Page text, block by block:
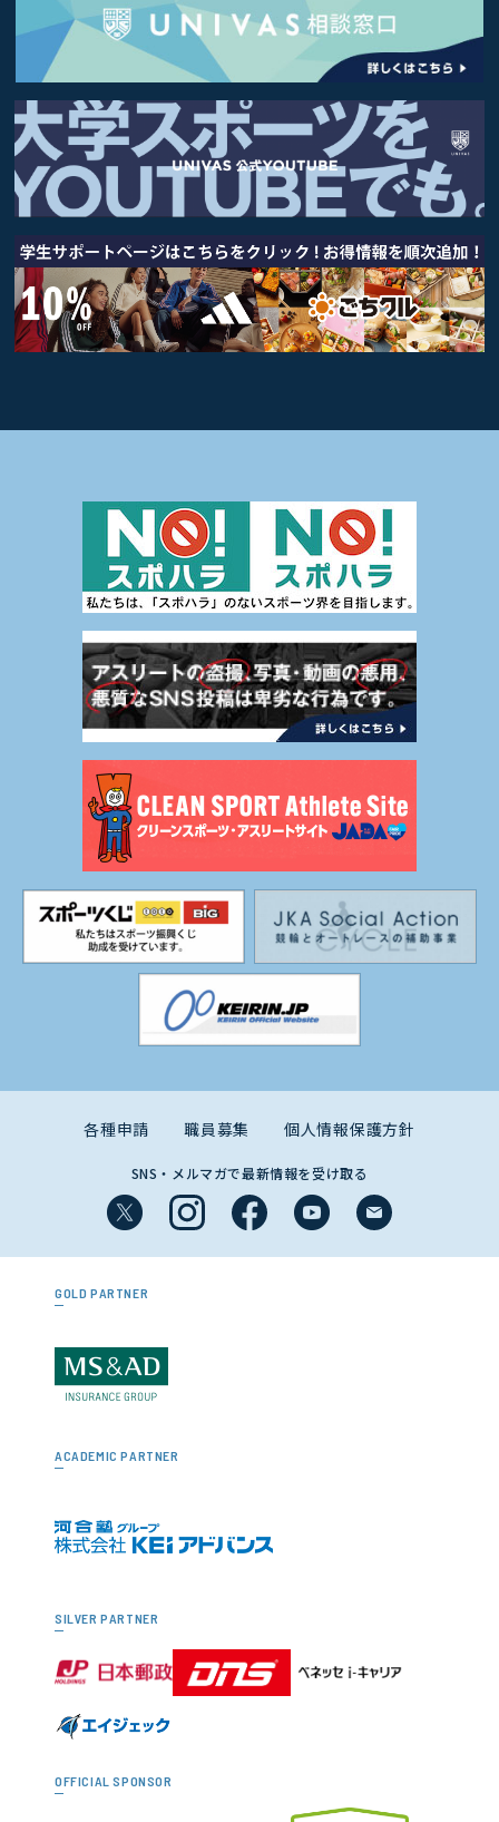
各種申請 職員募集 個人情報保護方針
SNS・メルマガで最新情報を受け取る
GOLD PARTNER
ACADEMIC PARTNER
SILVER PARTNER
OFFICIAL SPONSOR